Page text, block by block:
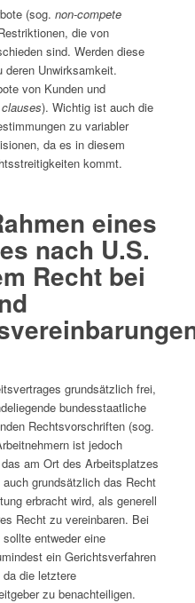
(sog. non-compete
die von
sind. Werden diese
Unwirksamkeit.
von Kunden und
). Wichtig ist auch die
zu variabler
da es in diesem
kommt.
eines
nach U.S.
Recht bei
grundsätzlich frei,
bundesstaatliche
Rechtsvorschriften (sog.
ist jedoch
am Ort des Arbeitsplatzes
grundsätzlich das Recht
erbracht wird, als generell
Recht zu vereinbaren. Bei
entweder eine
ein Gerichtsverfahren
die letztere
zu benachteiligen.